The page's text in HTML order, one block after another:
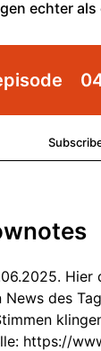
Hier
des
https://